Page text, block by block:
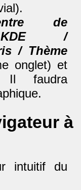
de
KDE /
/ Thème
onglet) et
Il faudra
à
intuitif du